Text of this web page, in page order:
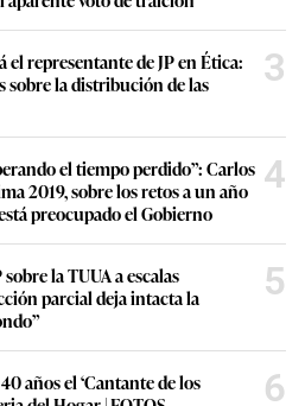
representante de JP en Ética:
sobre la distribución de las
3
el tiempo perdido”: Carlos
2019, sobre los retos a un año
preocupado el Gobierno
4
la TUUA a escalas
parcial deja intacta la
5
años el ‘Cantante de los
6